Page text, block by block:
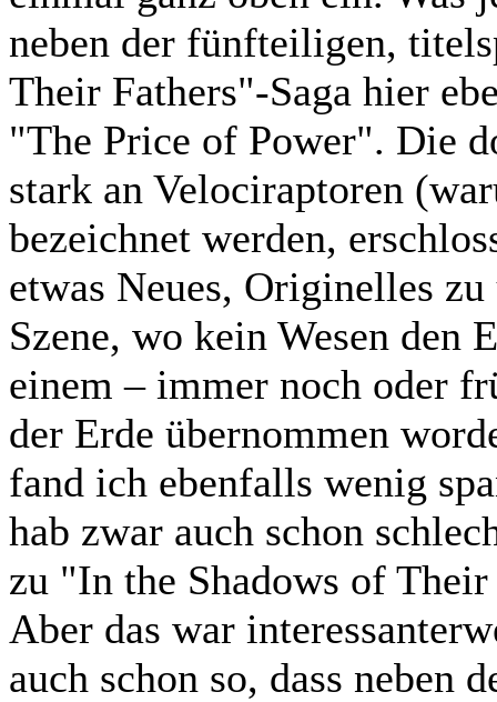
neben der fünfteiligen,
Their Fathers"-Saga hier
"The Price of Power". Die
stark an Velociraptoren
bezeichnet werden,
etwas Neues, Originelles
Szene, wo kein Wesen den
einem – immer noch oder
der Erde übernommen
fand ich ebenfalls wenig
hab zwar auch schon
zu "In the Shadows of
Aber das war
auch schon so, dass neben